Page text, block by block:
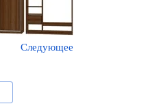
Следующее